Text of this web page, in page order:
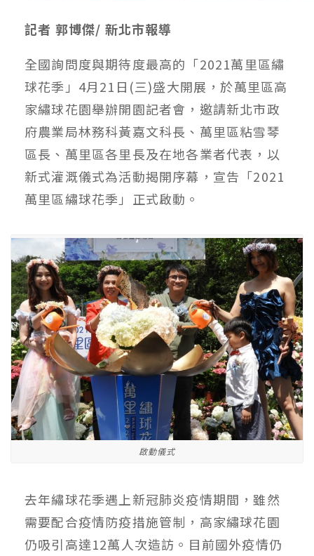
記者 郭博傑/ 新北市報導
全國詢問度與期待度最高的「2021萬里區繡
球花季」4月21日(三)盛大開展，於萬里區高
家繡球花園舉辦開園記者會，邀請新北市政
府農業局林務科黃嘉文科長、萬里區粘雪琴
區長、萬里區各里長及在地各業者代表，以
新式灌溉儀式為活動揭開序幕，宣告「2021
萬里區繡球花季」正式啟動。
啟動儀式
去年繡球花季遇上新冠肺炎疫情期間，雖然
需要配合疫情防疫措施管制，高家繡球花園
仍吸引高達12萬人次造訪。目前國外疫情仍